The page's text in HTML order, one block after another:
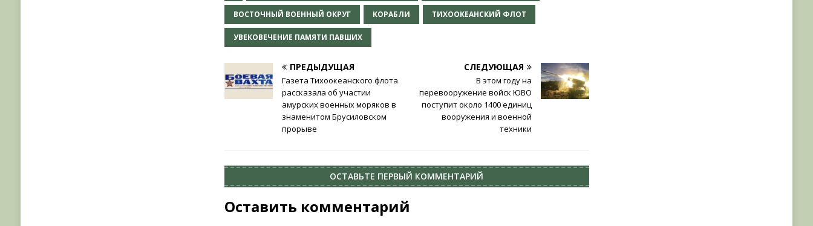
ВОСТОЧНЫЙ ВОЕННЫЙ ОКРУГ КОРАБЛИ ТИХООКЕАНСКИЙ ФЛОТ
УВЕКОВЕЧЕНИЕ ПАМЯТИ ПАВШИХ
ПРЕДЫДУЩАЯ
Газета Тихоокеанского флота
рассказала об участии
амурских военных моряков в
знаменитом Брусиловском
прорыве
СЛЕДУЮЩАЯ
В этом году на
перевооружение войск ЮВО
поступит около 1400 единиц
вооружения и военной
техники
ОСТАВЬТЕ ПЕРВЫЙ КОММЕНТАРИЙ
Оставить комментарий